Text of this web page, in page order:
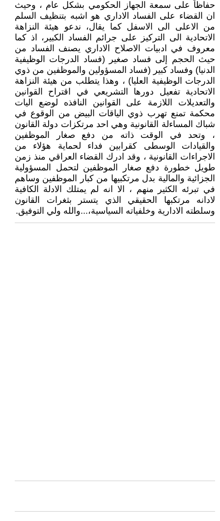
حفاظاً على سمعة الجهاز الحكومي بشكل عام ، وحيث
ان القضاء على الفساد الاداري هو اشبه بتنظيف السلم
من الاعلى الى الاسفل كما يقال، ندعو هيئة النزاهة
الاتحادية الى التركيز على جرائم الفساد الكبير، اذ كما
معروف في ادبيات الاصلاح الاداري يصنف الفساد من
حيث الحجم إلى فساد صغير (فساد الدرجات الوظيفية
الدنيا) وفساد كبير (فساد المسؤولين والموظفين من ذوي
الدرجات الوظيفية العليا) ، وهذا يتطلب من هيئة النزاهة
الاتحادية تفعيل دورها التشريعي في اقتراح القوانين
والتعديلات اللازمة على القوانين النافذه لوضع اليات
محكمة تمنع تهرب ذوي الياقات البيض من الوقوع في
شباك المساءلة القانونية وهي احد مرتكزات دولة القانون
، وتحد في الوقت ذاته من دفع صغار الموظفين
والقيادات الوسطى كقرابين فداء لحماية هؤلاء من
الاجراءات القانونية ، وقد ادرك القضاء العراقي منذ زمن
طويل خطورة دفع صغار الموظفين لتحمل المسؤولية
الجزائية والمالية بدل مرتكبيها من كبار الموظفين وساهم
في تبرئه الكثير منهم ، الا انه لم يمتلك الادلة الكافية
لادانه مرتكبها الحقيقي الذي يتستر بثغرات القانون
وسلطته الادارية وخلفياته السياسية،...والله ولي التوفيق.